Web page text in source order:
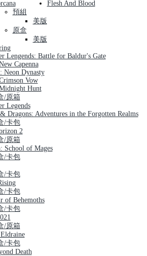
預組
美版
原盒
美版
Flesh And Blood
Lengends: Battle for Baldur's Gate
Capenna
Neon Dynasty
Vow
Hunt
/原箱
Legends
Dragons: Adventures in the Forgotten Realms
/卡包
2
/原箱
School of Mages
/卡包
/卡包
/卡包
of Behemoths
/卡包
/原箱
/卡包
Death